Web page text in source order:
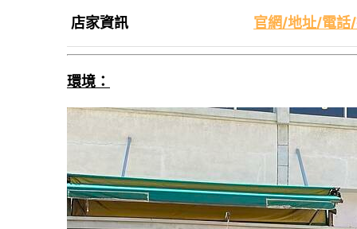
店家資訊 官網/地址/電話
環境：